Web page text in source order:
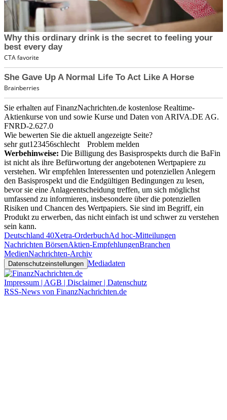
Sie erhalten auf FinanzNachrichten.de kostenlose Realtime-
Aktienkurse von und sowie Kurse und Daten von ARIVA.DE AG.
FNRD-2.627.0
Wie bewerten Sie die aktuell angezeigte Seite?
sehr gut1 23456schlecht
Problem melden
Werbehinweise: Die Billigung des Basisprospekts durch die BaFin
ist nicht als ihre Befürwortung der angebotenen Wertpapiere zu
verstehen. Wir empfehlen Interessenten und potenziellen Anlegern
den Basisprospekt und die Endgültigen Bedingungen zu lesen,
bevor sie eine Anlageentscheidung treffen, um sich möglichst
umfassend zu informieren, insbesondere über die potenziellen
Risiken und Chancen des Wertpapiers. Sie sind im Begriff, ein
Produkt zu erwerben, das nicht einfach ist und schwer zu verstehen
sein kann.
Deutschland 40Xetra-OrderbuchAd hoc-Mitteilungen
Nachrichten BörsenAktien-EmpfehlungenBranchen
MedienNachrichten-Archiv
Datenschutzeinstellungen Mediadaten
Impressum | AGB | Disclaimer | Datenschutz
RSS-News von FinanzNachrichten.de